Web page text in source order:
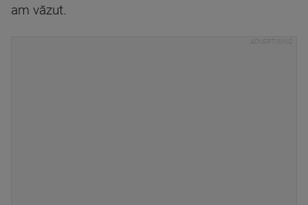
am văzut.